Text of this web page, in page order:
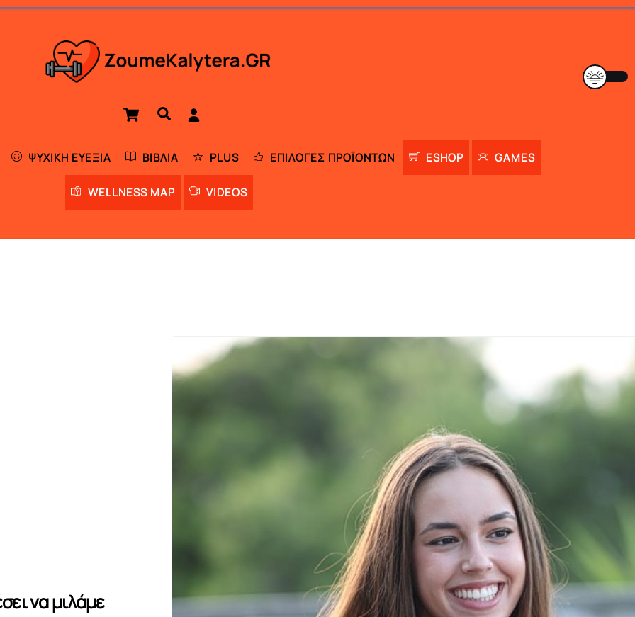
Cart Αναζήτηση
ΨΥΧΙΚΉ ΕΥΕΞΊΑ ΒΙΒΛΊΑ PLUS ΕΠΙΛΟΓΈΣ ΠΡΟΪΌΝΤΩΝ ESHOP GAMES
WELLNESS MAP VIDEOS
να μιλάμε